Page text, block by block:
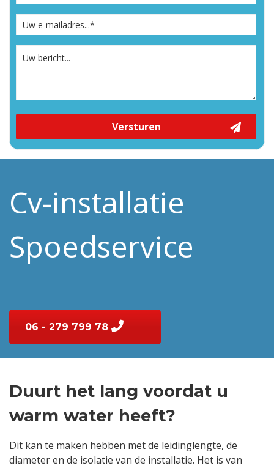
Versturen
Cv-installatie
Spoedservice
06 - 279 799 78
Duurt het lang voordat u
warm water heeft?
Dit kan te maken hebben met de leidinglengte, de
diameter en de isolatie van de installatie. Het is van